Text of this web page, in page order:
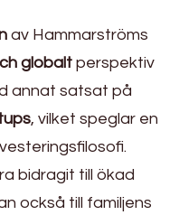
av Hammarströms
globalt perspektiv
annat satsat på
, vilket speglar en
bidragit till ökad
också till familjens